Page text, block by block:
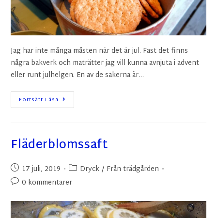
Jag har inte många måsten när det är jul. Fast det finns
några bakverk och maträtter jag vill kunna avnjuta i advent
eller runt julhelgen. En av de sakerna är…
Fortsätt Läsa
Fläderblomssaft
17 juli, 2019 Dryck / Från trädgården
0 kommentarer